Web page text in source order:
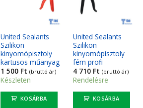
United Sealants
Szilikon
kinyomópisztoly
kartusos műanyag
1 500 Ft (bruttó ár)
Készleten
KOSÁRBA
United Sealants
Szilikon
kinyomópisztoly
fém profi
4 710 Ft (bruttó ár)
Rendelésre
KOSÁRBA